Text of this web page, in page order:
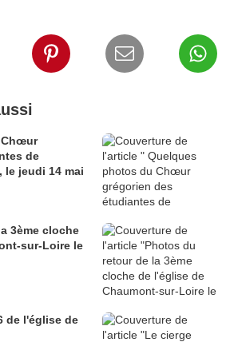
Chœur
de
le jeudi 14 mai
sur-Loire le
de l'église de